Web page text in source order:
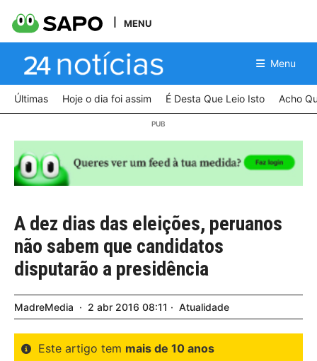
MENU
Menu
Últimas Hoje o dia foi assim É Desta Que Leio Isto Acho
A dez dias das eleições, peruanos
não sabem que candidatos
disputarão a presidência
MadreMedia 2 abr 2016 08:11 Atualidade
Este artigo tem mais de 10 anos